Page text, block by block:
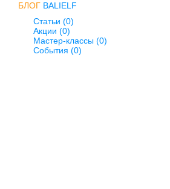
БЛОГ BALIELF
Статьи (0)
Акции (0)
Мастер-классы (0)
События (0)